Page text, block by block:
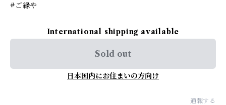
#ご縁や
International shipping available
Sold out
日本国内にお住まいの方向け
通報する